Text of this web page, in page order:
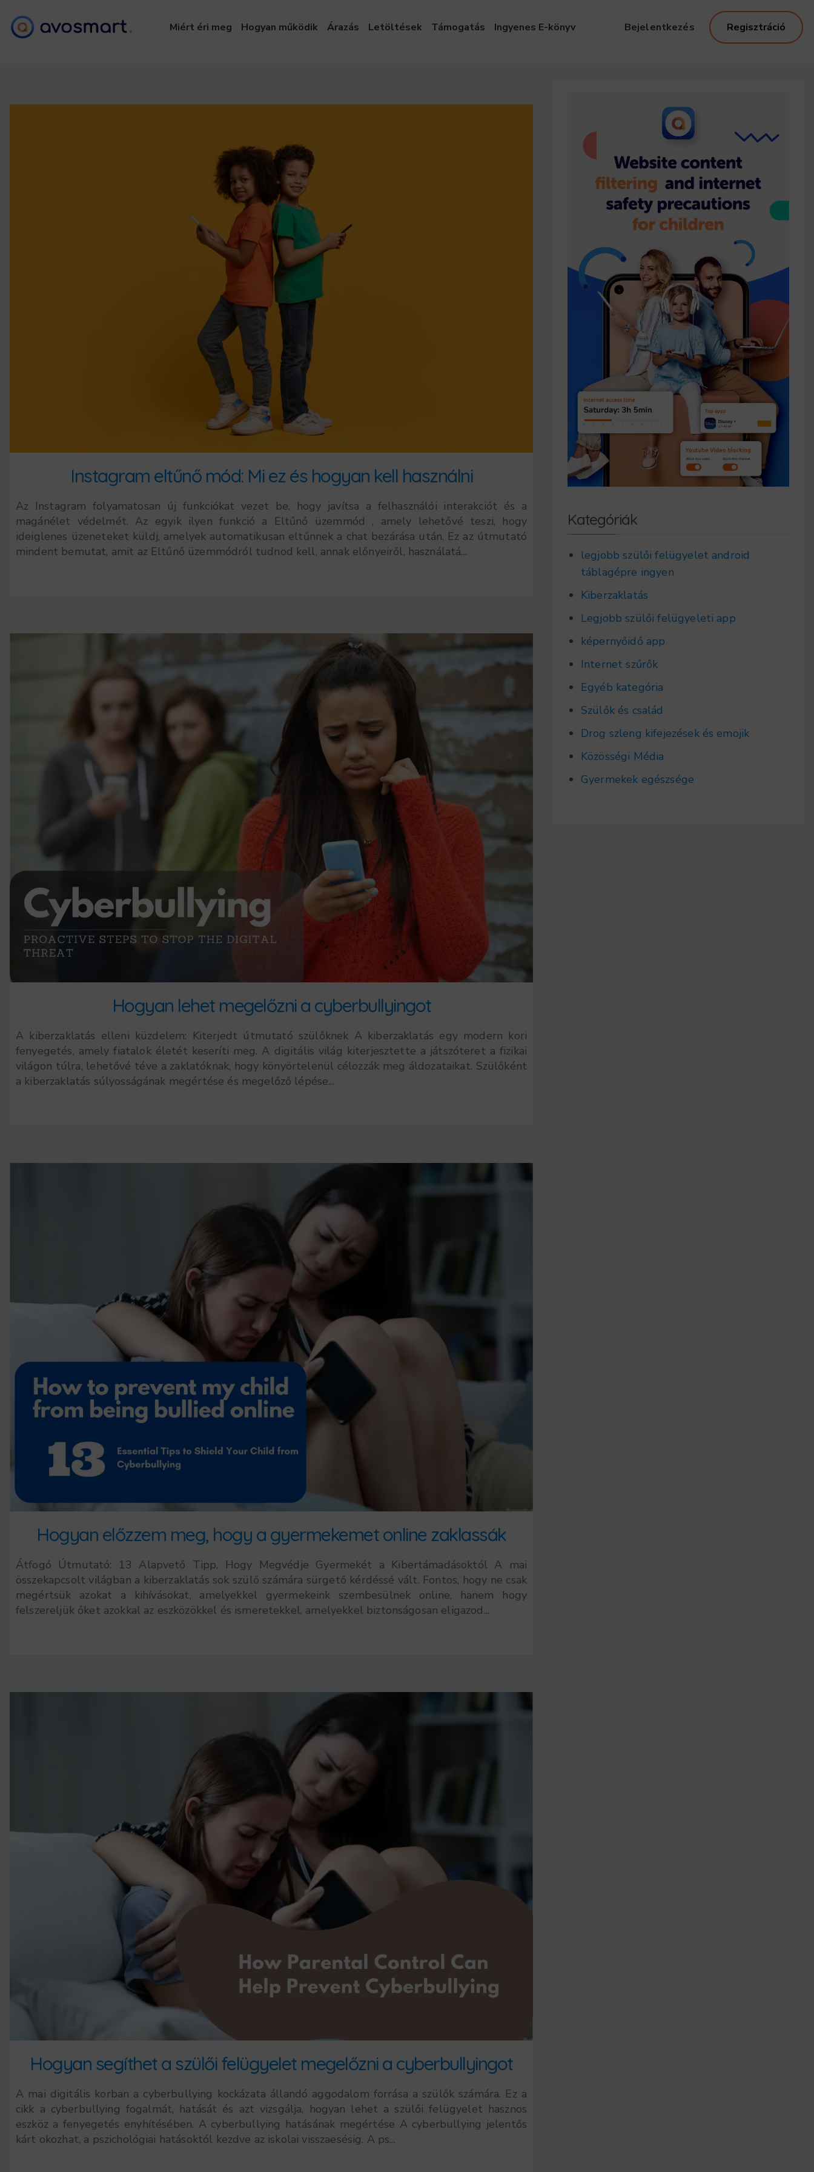
Miért éri meg Hogyan működik Árazás Letöltések Támogatás Ingyenes E-könyv Bejelentkezés Regisztráció
Instagram eltűnő mód: Mi ez és hogyan kell használni
Az Instagram folyamatosan új funkciókat vezet be, hogy javítsa a felhasználói interakciót és a
magánélet védelmét. Az egyik ilyen funkció a Eltűnő üzemmód , amely lehetővé teszi, hogy
ideiglenes üzeneteket küldj, amelyek automatikusan eltűnnek a chat bezárása után. Ez az útmutató
mindent bemutat, amit az Eltűnő üzemmódról tudnod kell, annak előnyeiről, használatá...
Hogyan lehet megelőzni a cyberbullyingot
A kiberzaklatás elleni küzdelem: Kiterjedt útmutató szülőknek A kiberzaklatás egy modern kori
fenyegetés, amely fiatalok életét keseríti meg. A digitális világ kiterjesztette a játszóteret a fizikai
világon túlra, lehetővé téve a zaklatóknak, hogy könyörtelenül célozzák meg áldozataikat. Szülőként
a kiberzaklatás súlyosságának megértése és megelőző lépése...
Hogyan előzzem meg, hogy a gyermekemet online zaklassák
Átfogó Útmutató: 13 Alapvető Tipp, Hogy Megvédje Gyermekét a Kibertámadásoktól A mai
összekapcsolt világban a kiberzaklatás sok szülő számára sürgető kérdéssé vált. Fontos, hogy ne csak
megértsük azokat a kihívásokat, amelyekkel gyermekeink szembesülnek online, hanem hogy
felszereljük őket azokkal az eszközökkel és ismeretekkel, amelyekkel biztonságosan eligazod...
Hogyan segíthet a szülői felügyelet megelőzni a cyberbullyingot
A mai digitális korban a cyberbullying kockázata állandó aggodalom forrása a szülők számára. Ez a
cikk a cyberbullying fogalmát, hatását és azt vizsgálja, hogyan lehet a szülői felügyelet hasznos
eszköz a fenyegetés enyhítésében. A cyberbullying hatásának megértése A cyberbullying jelentős
kárt okozhat, a pszichológiai hatásoktól kezdve az iskolai visszaesésig. A ps...
Kategóriák
legjobb szülői felügyelet android
táblagépre ingyen
Kiberzaklatás
Legjobb szülői felügyeleti app
képernyőidő app
Internet szűrők
Egyéb kategória
Szülők és család
Drog szleng kifejezések és emojik
Közösségi Média
Gyermekek egészsége